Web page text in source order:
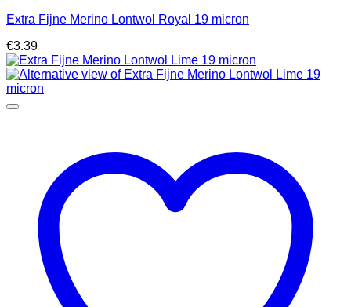
Extra Fijne Merino Lontwol Royal 19 micron
€3.39